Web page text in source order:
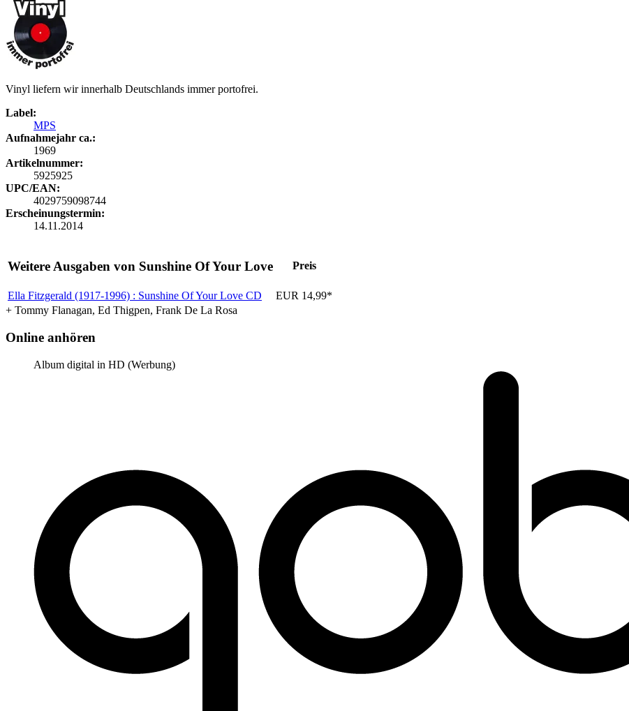
Vinyl liefern wir innerhalb Deutschlands immer portofrei.
Label:
MPS
Aufnahmejahr ca.:
1969
Artikelnummer:
5925925
UPC/EAN:
4029759098744
Erscheinungstermin:
14.11.2014
Weitere Ausgaben von Sunshine Of Your Love Preis
Ella Fitzgerald (1917-1996) : Sunshine Of Your Love CD
EUR 14,99*
+ Tommy Flanagan, Ed Thigpen, Frank De La Rosa
Online anhören
Album digital in HD (Werbung)